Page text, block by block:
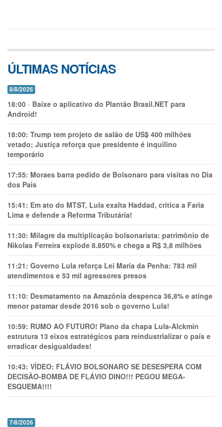
ÚLTIMAS NOTÍCIAS
8/8/2026
18:00 - Baixe o aplicativo do Plantão Brasil.NET para
Android!
18:00: Trump tem projeto de salão de US$ 400 milhões
vetado; Justiça reforça que presidente é inquilino
temporário
17:55: Moraes barra pedido de Bolsonaro para visitas no Dia
dos Pais
15:41: Em ato do MTST, Lula exalta Haddad, critica a Faria
Lima e defende a Reforma Tributária!
11:30: Milagre da multiplicação bolsonarista: patrimônio de
Nikolas Ferreira explode 8.850% e chega a R$ 3,8 milhões
11:21: Governo Lula reforça Lei Maria da Penha: 783 mil
atendimentos e 53 mil agressores presos
11:10: Desmatamento na Amazônia despenca 36,8% e atinge
menor patamar desde 2016 sob o governo Lula!
10:59: RUMO AO FUTURO! Plano da chapa Lula-Alckmin
estrutura 13 eixos estratégicos para reindustrializar o país e
erradicar desigualdades!
10:43: VÍDEO: FLÁVIO BOLSONARO SE DESESPERA COM
DECISÃO-BOMBA DE FLÁVIO DINO!!! PEGOU MEGA-
ESQUEMA!!!!
7/8/2026